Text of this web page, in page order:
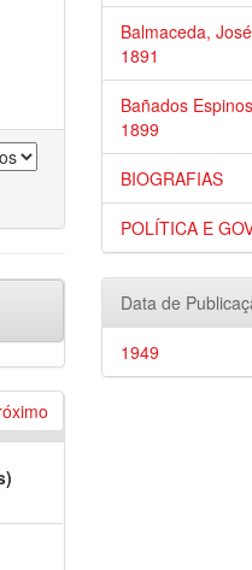
Balmaceda,
1891
Bañados
1899
BIOGRAFIAS
POLÍTICA E
Data de
1949